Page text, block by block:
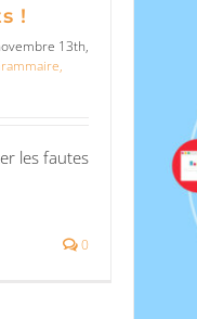
!
13th,
les fautes
0